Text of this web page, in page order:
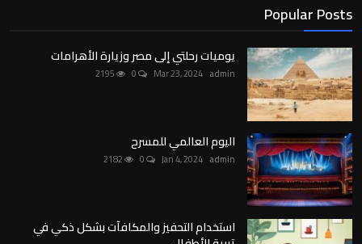
Popular Posts
يوميات رحلتي إلى مصر وزيارة الأهرامات
admin
Mar 23, 2024
اليوم العالمي للمسرح
admin
Jan 4, 2024
استخدام التحفيز والمكافآت بشكل ذكي في